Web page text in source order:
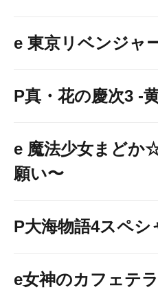
e 東京リベンジャ
P真・花の慶次3 -
e 魔法少女まどか
願い〜
P大海物語4スペ
e女神のカフェテ